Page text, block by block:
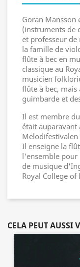
Goran Mansson
(instruments de
et professeur de
la famille de
flûte à bec en
classique au
musicien
flûte à bec,
guimbarde et
Il est membre
était auparavant
Il enseigne la
l'ensemble pour
de musique
Royal College
CELA PEUT AUSSI